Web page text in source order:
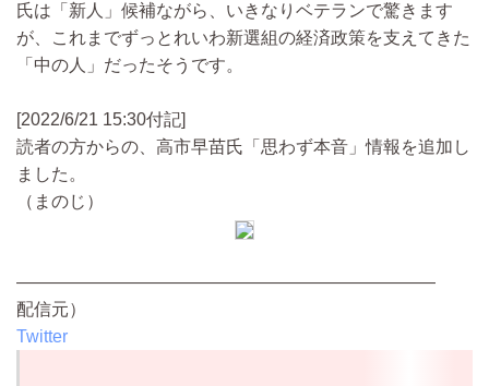
氏は「新人」候補ながら、いきなりベテランで驚きます
が、これまでずっとれいわ新選組の経済政策を支えてきた
「中の人」だったそうです。
[2022/6/21 15:30付記]
読者の方からの、高市早苗氏「思わず本音」情報を追加し
ました。
（まのじ）
————————————————————————
配信元）
Twitter